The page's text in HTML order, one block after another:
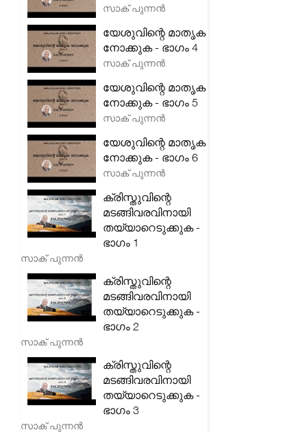
സാക് പുന്നൻ
യേശുവിന്റെ മാതൃക
നോക്കുക - ഭാഗം 4
സാക് പുന്നൻ
യേശുവിന്റെ മാതൃക
നോക്കുക - ഭാഗം 5
സാക് പുന്നൻ
യേശുവിന്റെ മാതൃക
നോക്കുക - ഭാഗം 6
സാക് പുന്നൻ
ക്രിസ്തുവിന്റെ
മടങ്ങിവരവിനായി
തയ്യാറെടുക്കുക -
ഭാഗം 1
സാക് പുന്നൻ
ക്രിസ്തുവിന്റെ
മടങ്ങിവരവിനായി
തയ്യാറെടുക്കുക -
ഭാഗം 2
സാക് പുന്നൻ
ക്രിസ്തുവിന്റെ
മടങ്ങിവരവിനായി
തയ്യാറെടുക്കുക -
ഭാഗം 3
സാക് പുന്നൻ